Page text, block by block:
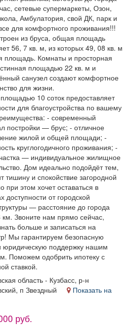
пенсионер
сетевые супермаркеты, Озон,
Амбулатория, свой ДК, парк и
для комфортного проживания!!!
из бруса, общая площадь
56, 7 кв. м, из которых 49, 08 кв. м
Комнаты и просторная
площадью 22 кв. м и
санузел создают комфортное
для жизни.
10 соток предоставляет
для благоустройства по вашему
- современный
постройки — брус; - отличное
жилой и общей площади; -
круглогодичного проживания; -
— индивидуальное жилищное
Дом идеально подойдёт тем,
тишину и спокойствие загородной
при этом хочет оставаться в
доступности от городской
— расстояние до города
км. Звоните нам прямо сейчас,
больше и записаться на
Мы гарантируем безопасную
юридическую поддержку нашим
Поможем одобрить ипотеку с
ставкой.
область - Кузбасс, р-н
п Звездный
Показать на
руб.